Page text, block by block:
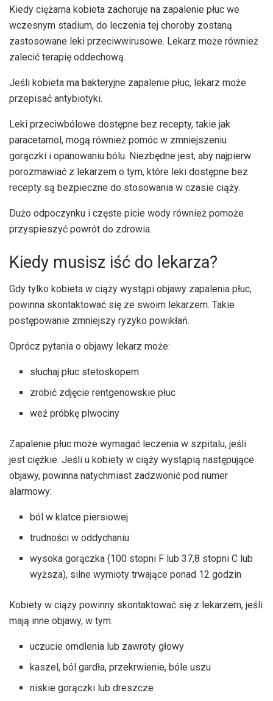
Kiedy ciężarna kobieta zachoruje na zapalenie płuc we
wczesnym stadium, do leczenia tej choroby zostaną
zastosowane leki przeciwwirusowe. Lekarz może również
zalecić terapię oddechową.
Jeśli kobieta ma bakteryjne zapalenie płuc, lekarz może
przepisać antybiotyki.
Leki przeciwbólowe dostępne bez recepty, takie jak
paracetamol, mogą również pomóc w zmniejszeniu
gorączki i opanowaniu bólu. Niezbędne jest, aby najpierw
porozmawiać z lekarzem o tym, które leki dostępne bez
recepty są bezpieczne do stosowania w czasie ciąży.
Dużo odpoczynku i częste picie wody również pomoże
przyspieszyć powrót do zdrowia.
Kiedy musisz iść do lekarza?
Gdy tylko kobieta w ciąży wystąpi objawy zapalenia płuc,
powinna skontaktować się ze swoim lekarzem. Takie
postępowanie zmniejszy ryzyko powikłań.
Oprócz pytania o objawy lekarz może:
słuchaj płuc stetoskopem
zrobić zdjęcie rentgenowskie płuc
weź próbkę plwociny
Zapalenie płuc może wymagać leczenia w szpitalu, jeśli
jest ciężkie. Jeśli u kobiety w ciąży wystąpią następujące
objawy, powinna natychmiast zadzwonić pod numer
alarmowy:
ból w klatce piersiowej
trudności w oddychaniu
wysoka gorączka (100 stopni F lub 37,8 stopni C lub
wyższa), silne wymioty trwające ponad 12 godzin
Kobiety w ciąży powinny skontaktować się z lekarzem, jeśli
mają inne objawy, w tym:
uczucie omdlenia lub zawroty głowy
kaszel, ból gardła, przekrwienie, bóle uszu
niskie gorączki lub dreszcze